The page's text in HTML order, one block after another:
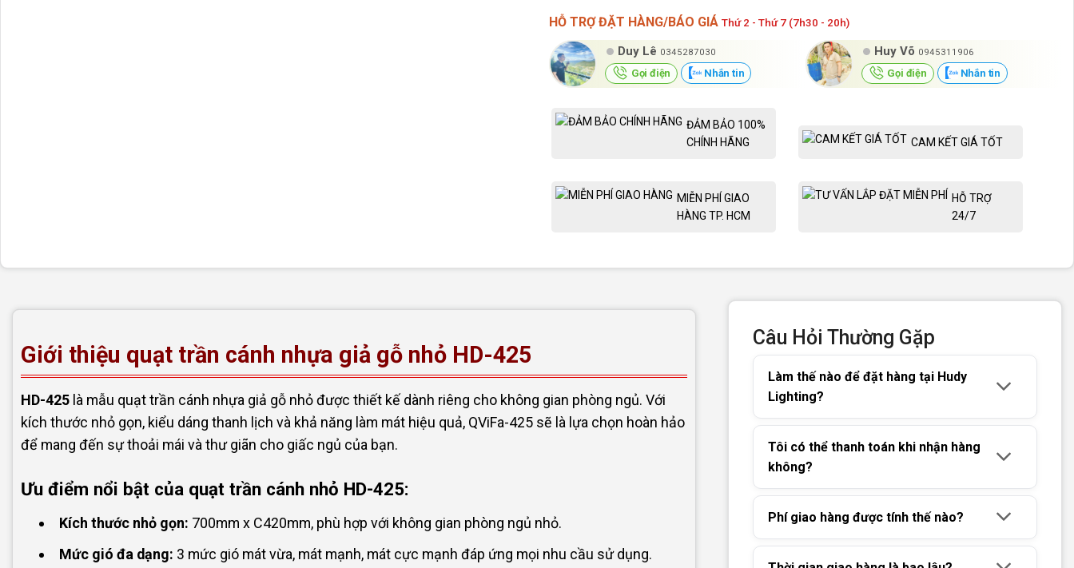
HỖ TRỢ ĐẶT HÀNG/BÁO GIÁ Thứ 2 - Thứ 7 (7h30 - 20h)
Duy Lê 0345287030
Gọi điện Nhắn tin
Huy Võ 0945311906
Gọi điện Nhắn tin
ĐẢM BẢO 100%
CHÍNH HÃNG
CAM KẾT GIÁ TỐT
MIỄN PHÍ GIAO
HÀNG TP. HCM
HỖ TRỢ
24/7
Giới thiệu quạt trần cánh nhựa giả gỗ nhỏ HD-425
HD-425 là mẫu quạt trần cánh nhựa giả gỗ nhỏ được thiết kế dành riêng cho không gian phòng ngủ. Với
kích thước nhỏ gọn, kiểu dáng thanh lịch và khả năng làm mát hiệu quả, QViFa-425 sẽ là lựa chọn hoàn hảo
để mang đến sự thoải mái và thư giãn cho giấc ngủ của bạn.
Ưu điểm nổi bật của quạt trần cánh nhỏ HD-425:
Kích thước nhỏ gọn: 700mm x C420mm, phù hợp với không gian phòng ngủ nhỏ.
Mức gió đa dạng: 3 mức gió mát vừa, mát mạnh, mát cực mạnh đáp ứng mọi nhu cầu sử dụng.
Câu Hỏi Thường Gặp
Làm thế nào để đặt hàng tại Hudy
Lighting?
Tôi có thể thanh toán khi nhận hàng
không?
Phí giao hàng được tính thế nào?